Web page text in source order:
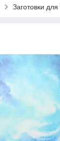
Заготовки для